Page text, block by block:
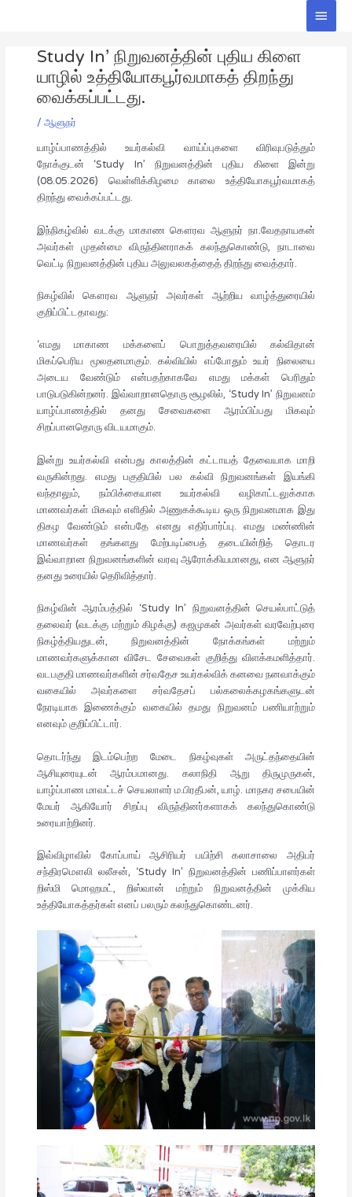
Main
Study In’ நிறுவனத்தின் புதிய கிளை
யாழில் உத்தியோகபூர்வமாகத் திறந்து
வைக்கப்பட்டது.
/ ஆளுநர்
யாழ்ப்பாணத்தில் உயர்கல்வி வாய்ப்புகளை விரிவுபடுத்தும்
நோக்குடன் ‘Study In’ நிறுவனத்தின் புதிய கிளை இன்று
(08.05.2026) வெள்ளிக்கிழமை காலை உத்தியோகபூர்வமாகத்
திறந்து வைக்கப்பட்டது.
இந்நிகழ்வில் வடக்கு மாகாண கௌரவ ஆளுநர் நா.வேதநாயகன்
அவர்கள் முதன்மை விருந்தினராகக் கலந்துகொண்டு, நாடாவை
வெட்டி நிறுவனத்தின் புதிய அலுவலகத்தைத் திறந்து வைத்தார்.
நிகழ்வில் கௌரவ ஆளுநர் அவர்கள் ஆற்றிய வாழ்த்துரையில்
குறிப்பிட்டதாவது:
‘எமது மாகாண மக்களைப் பொறுத்தவரையில் கல்விதான்
மிகப்பெரிய மூலதனமாகும். கல்வியில் எப்போதும் உயர் நிலையை
அடைய வேண்டும் என்பதற்காகவே எமது மக்கள் பெரிதும்
பாடுபடுகின்றனர். இவ்வாறானதொரு சூழலில், ‘Study In’ நிறுவனம்
யாழ்ப்பாணத்தில் தனது சேவைகளை ஆரம்பிப்பது மிகவும்
சிறப்பானதொரு விடயமாகும்.
இன்று உயர்கல்வி என்பது காலத்தின் கட்டாயத் தேவையாக மாறி
வருகின்றது. எமது பகுதியில் பல கல்வி நிறுவனங்கள் இயங்கி
வந்தாலும், நம்பிக்கையான உயர்கல்வி வழிகாட்டலுக்காக
மாணவர்கள் மிகவும் எளிதில் அணுகக்கூடிய ஒரு நிறுவனமாக இது
திகழ வேண்டும் என்பதே எனது எதிர்பார்ப்பு. எமது மண்ணின்
மாணவர்கள் தங்களது மேற்படிப்பைத் தடையின்றித் தொடர
இவ்வாறான நிறுவனங்களின் வரவு ஆரோக்கியமானது, என ஆளுநர்
தனது உரையில் தெரிவித்தார்.
நிகழ்வின் ஆரம்பத்தில் ‘Study In’ நிறுவனத்தின் செயல்பாட்டுத்
தலைவர் (வடக்கு மற்றும் கிழக்கு) கஜமுகன் அவர்கள் வரவேற்புரை
நிகழ்த்தியதுடன், நிறுவனத்தின் நோக்கங்கள் மற்றும்
மாணவர்களுக்கான விசேட சேவைகள் குறித்து விளக்கமளித்தார்.
வடபகுதி மாணவர்களின் சர்வதேச உயர்கல்விக் கனவை நனவாக்கும்
வகையில் அவர்களை சர்வதேசப் பல்கலைக்கழகங்களுடன்
நேரடியாக இணைக்கும் வகையில் தமது நிறுவனம் பணியாற்றும்
எனவும் குறிப்பிட்டார்.
தொடர்ந்து இடம்பெற்ற மேடை நிகழ்வுகள் அருட்தந்தையின்
ஆசியுரையுடன் ஆரம்பமானது. கலாநிதி ஆறு திருமுருகன்,
யாழ்ப்பாண மாவட்டச் செயலாளர் ம.பிரதீபன், யாழ். மாநகர சபையின்
மேயர் ஆகியோர் சிறப்பு விருந்தினர்களாகக் கலந்துகொண்டு
உரையாற்றினர்.
இவ்விழாவில் கோப்பாய் ஆசிரியர் பயிற்சி கலாசாலை அதிபர்
சந்திரமௌலி லலீசன், ‘Study In’ நிறுவனத்தின் பணிப்பாளர்கள்
றிஸ்மி மொஹமட், றிஸ்வான் மற்றும் நிறுவனத்தின் முக்கிய
உத்தியோகத்தர்கள் எனப் பலரும் கலந்துகொண்டனர்.
navigation